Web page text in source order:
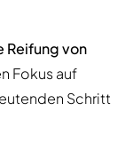
Reifung von
Fokus auf
Schritt